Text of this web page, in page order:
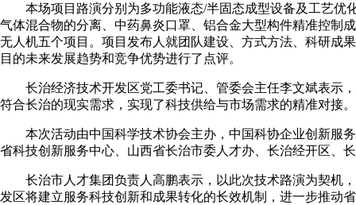
本场项目路演分别为多功能液态/半固态成型设备及工艺优
气体混合物的分离、中药鼻炎口罩、铝合金大型构件精准控制
无人机五个项目。项目发布人就团队建设、方式方法、科研成
目的未来发展趋势和竞争优势进行了点评。
长治经济技术开发区党工委书记、管委会主任李文斌表示，
符合长治的现实需求，实现了科技供给与市场需求的精准对接
本次活动由中国科学技术协会主办，中国科协企业创新服
省科技创新服务中心、山西省长治市委人才办、长治经开区、
长治市人才集团负责人高鹏表示，以此次技术路演为契机
发区将建立服务科技创新和成果转化的长效机制，进一步推动